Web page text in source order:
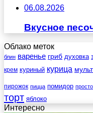
06.08.2026
Вкусное
Облако меток
блин варенье гриб духовка
крем куриный курица
пирожок пицца помидор
торт яблоко
Интересно